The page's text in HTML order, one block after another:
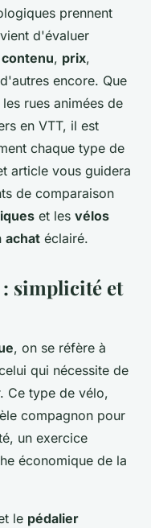
prennent
d'évaluer
contenu, prix,
encore. Que
rues animées de
en VTT, il est
chaque type de
article vous guidera
de comparaison
et les vélos
achat éclairé.
: simplicité et
, on se réfère à
qui nécessite de
Ce type de vélo,
compagnon pour
un exercice
économique de la
le pédalier